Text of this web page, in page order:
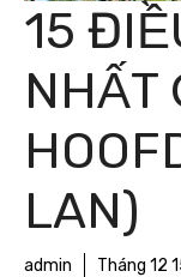
15
NHẤT
LAN)
admin Tháng 12